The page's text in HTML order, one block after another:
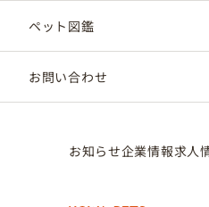
ペット図鑑
お問い合わせ
お知らせ企業情報求人